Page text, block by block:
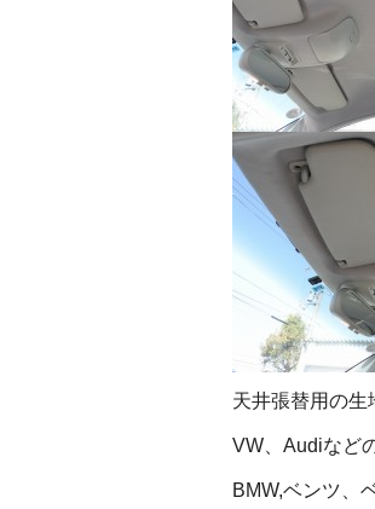
天井張替用の生
VW、Audiなど
BMW,ベンツ、